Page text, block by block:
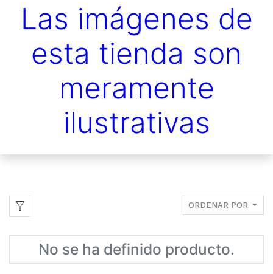
Las imágenes de
esta tienda son
meramente
ilustrativas
ORDENAR POR
No se ha definido producto.